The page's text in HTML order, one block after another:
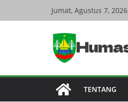
to
Jumat, Agustus 7, 2026
TENTANG